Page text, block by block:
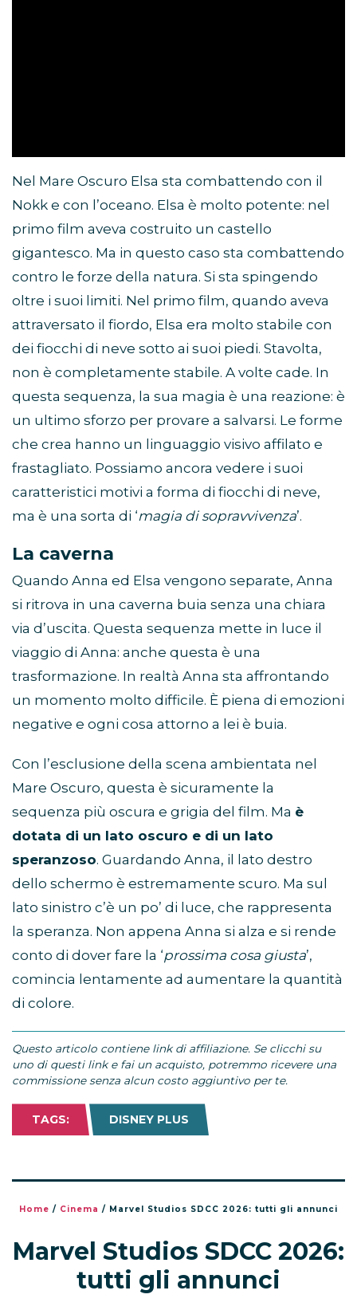
Nel Mare Oscuro Elsa sta combattendo con il
Nokk e con l’oceano. Elsa è molto potente: nel
primo film aveva costruito un castello
gigantesco. Ma in questo caso sta combattendo
contro le forze della natura. Si sta spingendo
oltre i suoi limiti. Nel primo film, quando aveva
attraversato il fiordo, Elsa era molto stabile con
dei fiocchi di neve sotto ai suoi piedi. Stavolta,
non è completamente stabile. A volte cade. In
questa sequenza, la sua magia è una reazione: è
un ultimo sforzo per provare a salvarsi. Le forme
che crea hanno un linguaggio visivo affilato e
frastagliato. Possiamo ancora vedere i suoi
caratteristici motivi a forma di fiocchi di neve,
ma è una sorta di ‘magia di sopravvivenza’.
La caverna
Quando Anna ed Elsa vengono separate, Anna
si ritrova in una caverna buia senza una chiara
via d’uscita. Questa sequenza mette in luce il
viaggio di Anna: anche questa è una
trasformazione. In realtà Anna sta affrontando
un momento molto difficile. È piena di emozioni
negative e ogni cosa attorno a lei è buia.
Con l’esclusione della scena ambientata nel
Mare Oscuro, questa è sicuramente la
sequenza più oscura e grigia del film. Ma è
dotata di un lato oscuro e di un lato
speranzoso. Guardando Anna, il lato destro
dello schermo è estremamente scuro. Ma sul
lato sinistro c’è un po’ di luce, che rappresenta
la speranza. Non appena Anna si alza e si rende
conto di dover fare la ‘prossima cosa giusta’,
comincia lentamente ad aumentare la quantità
di colore.
Questo articolo contiene link di affiliazione. Se clicchi su
uno di questi link e fai un acquisto, potremmo ricevere una
commissione senza alcun costo aggiuntivo per te.
TAGS: DISNEY PLUS
Home / Cinema / Marvel Studios SDCC 2026: tutti gli annunci
Marvel Studios SDCC 2026:
tutti gli annunci